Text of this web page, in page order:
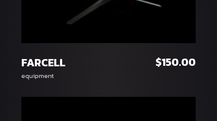
FARCELL $150.00
equipment